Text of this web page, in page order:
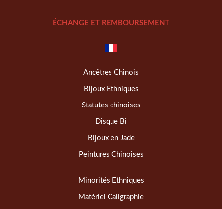
ÉCHANGE ET REMBOURSEMENT
Ancêtres Chinois
Bijoux Ethniques
Statutes chinoises
Disque Bi
Bijoux en Jade
Peintures Chinoises
Minorités Ethniques
Matériel Caligraphie